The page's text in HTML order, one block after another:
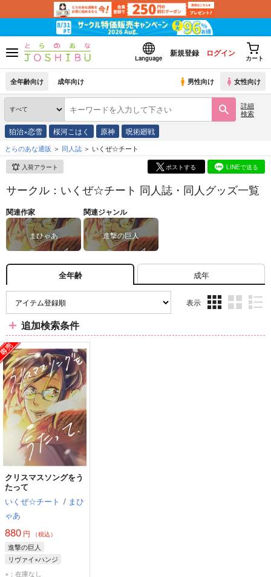
Language
新規登録 ログイン
カート
全年齢向け 成年向け 男性向け 女性向け
詳細
検索
狛治×恋雪 桜河こはく 原神 呪術廻戦
とらのあな通販 同人誌 いくぜ☆チート
入荷アラート ポストする LINEで送る
サークル：いくぜ☆チート 同人誌・同人グッズ一覧
関連作家
まひゃあ
関連ジャンル
進撃の巨人
全年齢 成年
表示
ム
ム
ム
追加検索条件
クリスマスソングをう
たって
いくぜ☆チート / まひ
ゃあ
880 円 （税込）
進撃の巨人
リヴァイ×ハンジ
リヴァイ・アッカーマン
×：在庫なし